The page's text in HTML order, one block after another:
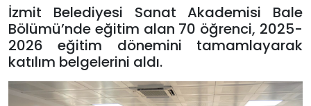
İzmit Belediyesi Sanat Akademisi Bale
Bölümü’nde eğitim alan 70 öğrenci, 2025-
2026 eğitim dönemini tamamlayarak
katılım belgelerini aldı.